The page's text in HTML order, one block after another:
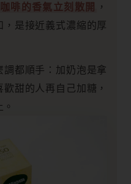
啡的香氣立刻散開
，
是接近義式濃縮的厚
都順手：加奶泡是拿
甜的人再自己加糖，